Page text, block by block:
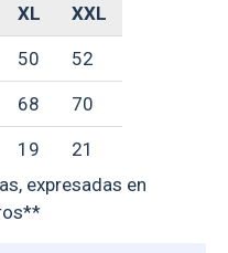
XL XXL
50 52
68 70
19
21
expresadas en